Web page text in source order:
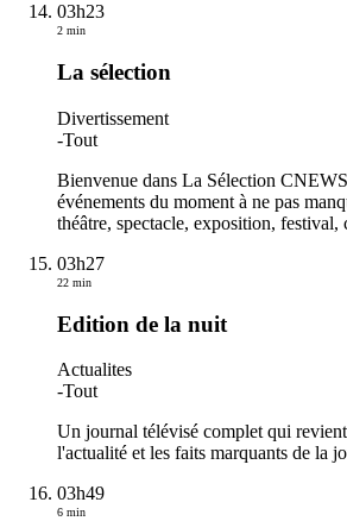
03h23
2 min
La sélection
Divertissement
-Tout
Bienvenue dans La Sélection
événements du moment à ne pas
théâtre, spectacle, exposition,
03h27
22 min
Edition de la nuit
Actualites
-Tout
Un journal télévisé complet qui
l'actualité et les faits marquants de la
03h49
6 min